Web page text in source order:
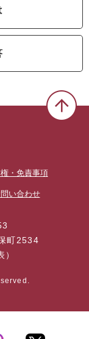
・免責事項
い合わせ
町2534